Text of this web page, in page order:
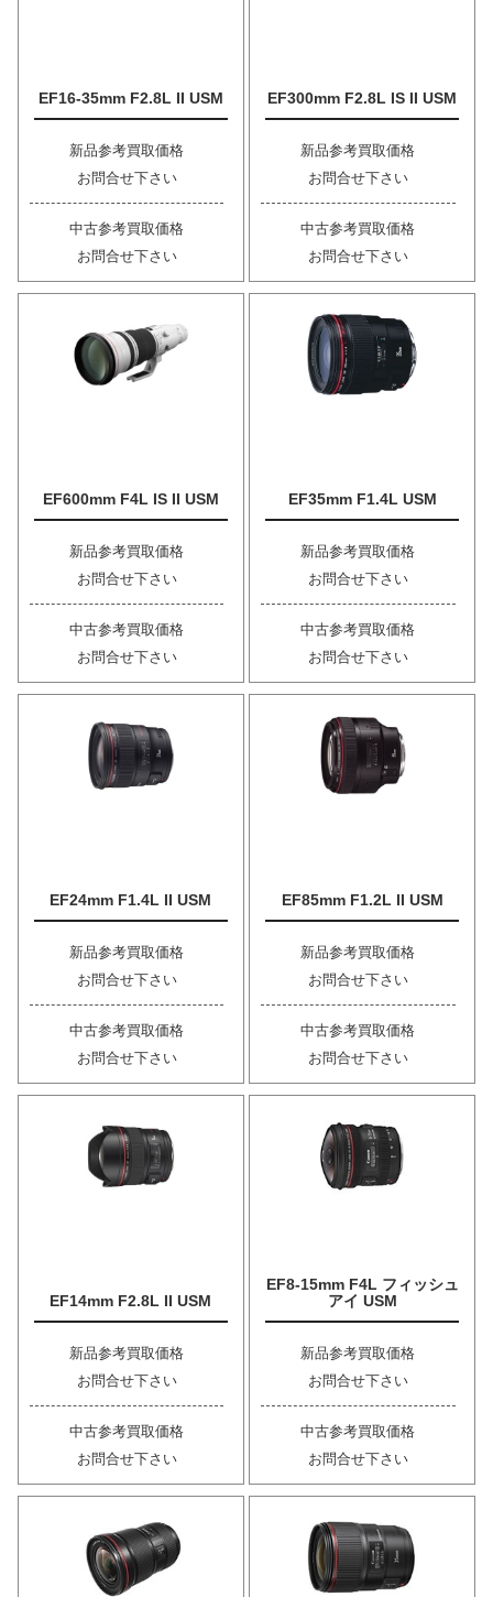
EF16-35mm F2.8L II USM
新品参考買取価格
お問合せ下さい
中古参考買取価格
お問合せ下さい
EF300mm F2.8L IS II USM
新品参考買取価格
お問合せ下さい
中古参考買取価格
お問合せ下さい
EF600mm F4L IS II USM
新品参考買取価格
お問合せ下さい
中古参考買取価格
お問合せ下さい
EF35mm F1.4L USM
新品参考買取価格
お問合せ下さい
中古参考買取価格
お問合せ下さい
EF24mm F1.4L II USM
新品参考買取価格
お問合せ下さい
中古参考買取価格
お問合せ下さい
EF85mm F1.2L II USM
新品参考買取価格
お問合せ下さい
中古参考買取価格
お問合せ下さい
EF14mm F2.8L II USM
新品参考買取価格
お問合せ下さい
中古参考買取価格
お問合せ下さい
EF8-15mm F4L フィッシュ
アイ USM
新品参考買取価格
お問合せ下さい
中古参考買取価格
お問合せ下さい